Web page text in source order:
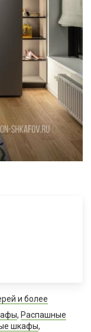
и более
, Распашные
шкафы,